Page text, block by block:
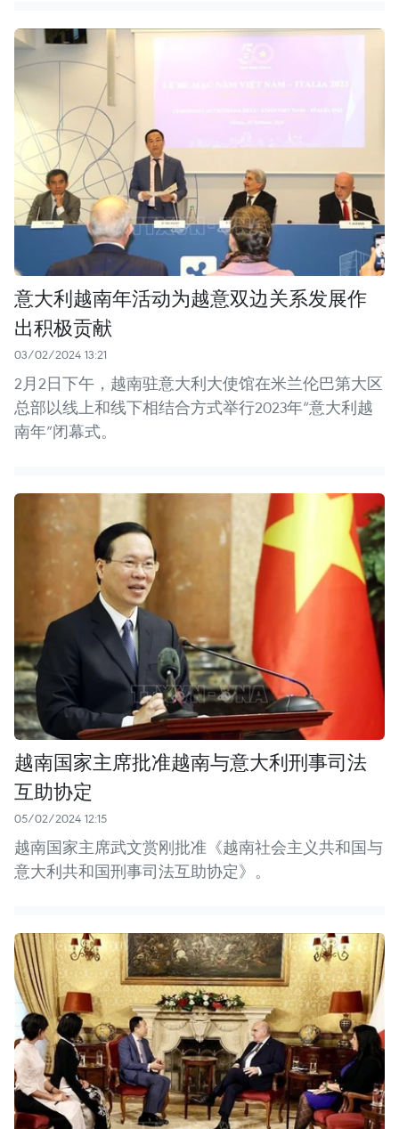
意大利越南年活动为越意双边关系发展作
出积极贡献
03/02/2024 13:21
2月2日下午，越南驻意大利大使馆在米兰伦巴第大区
总部以线上和线下相结合方式举行2023年“意大利越
南年”闭幕式。
越南国家主席批准越南与意大利刑事司法
互助协定
05/02/2024 12:15
越南国家主席武文赏刚批准《越南社会主义共和国与
意大利共和国刑事司法互助协定》。